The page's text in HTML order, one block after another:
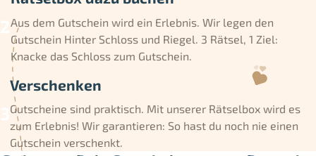
Aus dem Gutschein wird ein Erlebnis. Wir legen den
Gutschein Hinter Schloss und Riegel. 3 Rätsel, 1 Ziel:
Knacke das Schloss zum Gutschein.
Verschenken
Gutscheine sind praktisch. Mit unserer Rätselbox wird es
zum Erlebnis! Wir garantieren: So hast du noch nie einen
Gutschein verschenkt.